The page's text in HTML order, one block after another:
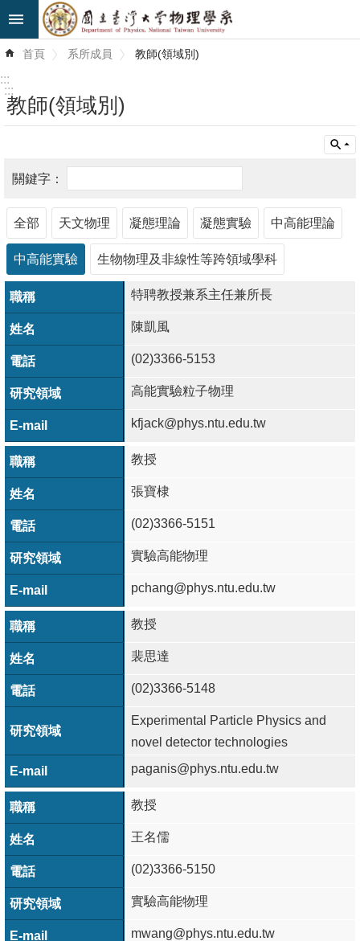
跳到主要內容區塊
階
最
消
系
所
介
系
所
成
員
學
術
演
講
招
生
及
課
學
生
事
系
友
會
徵
才
相
關
研
首頁 系所成員 教師(領域別)
:::
:::
教師(領域別)
全部 天文物理 凝態理論 凝態實驗 中高能理論
中高能實驗 生物物理及非線性等跨領域學科
特聘教授兼系主任兼所長
陳凱風
(02)3366-5153
高能實驗粒子物理
kfjack@phys.ntu.edu.tw
教授
張寶棣
(02)3366-5151
實驗高能物理
pchang@phys.ntu.edu.tw
教授
裴思達
(02)3366-5148
Experimental Particle Physics and
novel detector technologies
paganis@phys.ntu.edu.tw
教授
王名儒
(02)3366-5150
實驗高能物理
mwang@phys.ntu.edu.tw